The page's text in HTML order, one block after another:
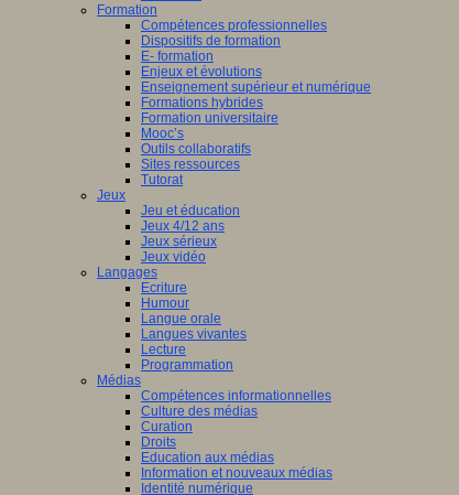
Formation
Compétences professionnelles
Dispositifs de formation
E- formation
Enjeux et évolutions
Enseignement supérieur et numérique
Formations hybrides
Formation universitaire
Mooc’s
Outils collaboratifs
Sites ressources
Tutorat
Jeux
Jeu et éducation
Jeux 4/12 ans
Jeux sérieux
Jeux vidéo
Langages
Ecriture
Humour
Langue orale
Langues vivantes
Lecture
Programmation
Médias
Compétences informationnelles
Culture des médias
Curation
Droits
Education aux médias
Information et nouveaux médias
Identité numérique